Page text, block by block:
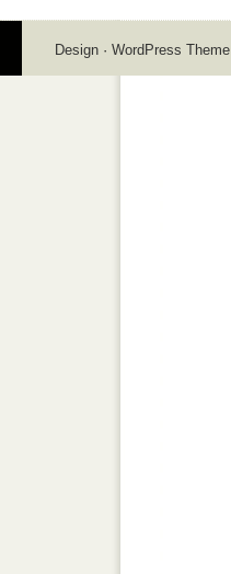
Design · WordPress Theme